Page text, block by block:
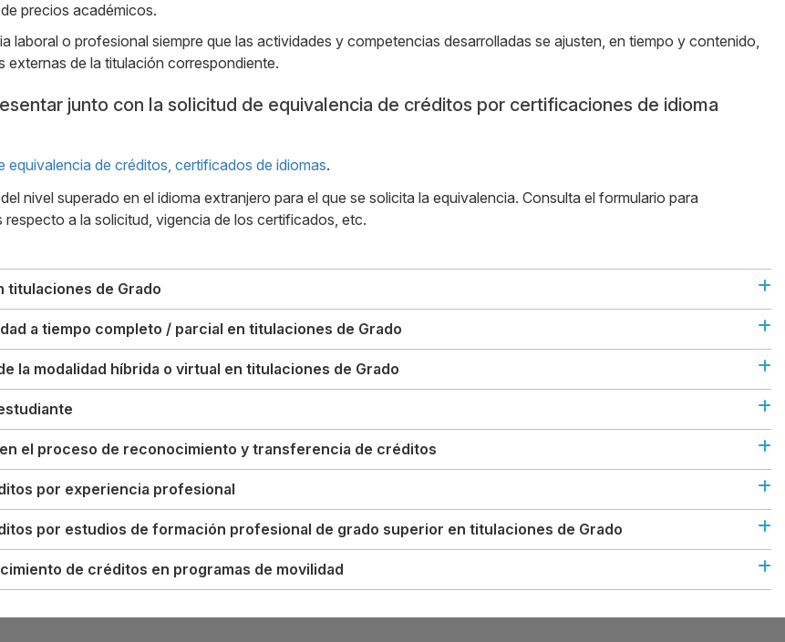
precios académicos.
laboral o profesional siempre que las actividades y competencias desarrolladas se ajusten, en tiempo y contenido,
externas de la titulación correspondiente.
junto con la solicitud de equivalencia de créditos por certificaciones de idioma
equivalencia de créditos, certificados de idiomas.
nivel superado en el idioma extranjero para el que se solicita la equivalencia. Consulta el formulario para
a la solicitud, vigencia de los certificados, etc.
titulaciones de Grado
a tiempo completo / parcial en titulaciones de Grado
la modalidad híbrida o virtual en titulaciones de Grado
el proceso de reconocimiento y transferencia de créditos
por experiencia profesional
por estudios de formación profesional de grado superior en titulaciones de Grado
de créditos en programas de movilidad